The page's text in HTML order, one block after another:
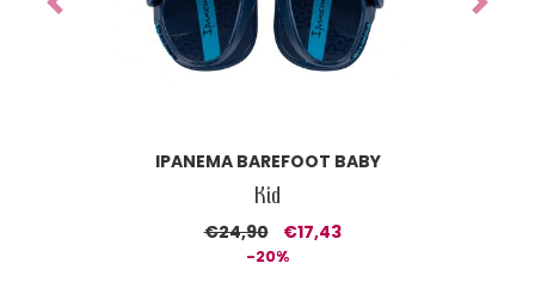
IPANEMA GO CHIC DONNA
Donna
€33,90 €27,12
-20%
Previous Next